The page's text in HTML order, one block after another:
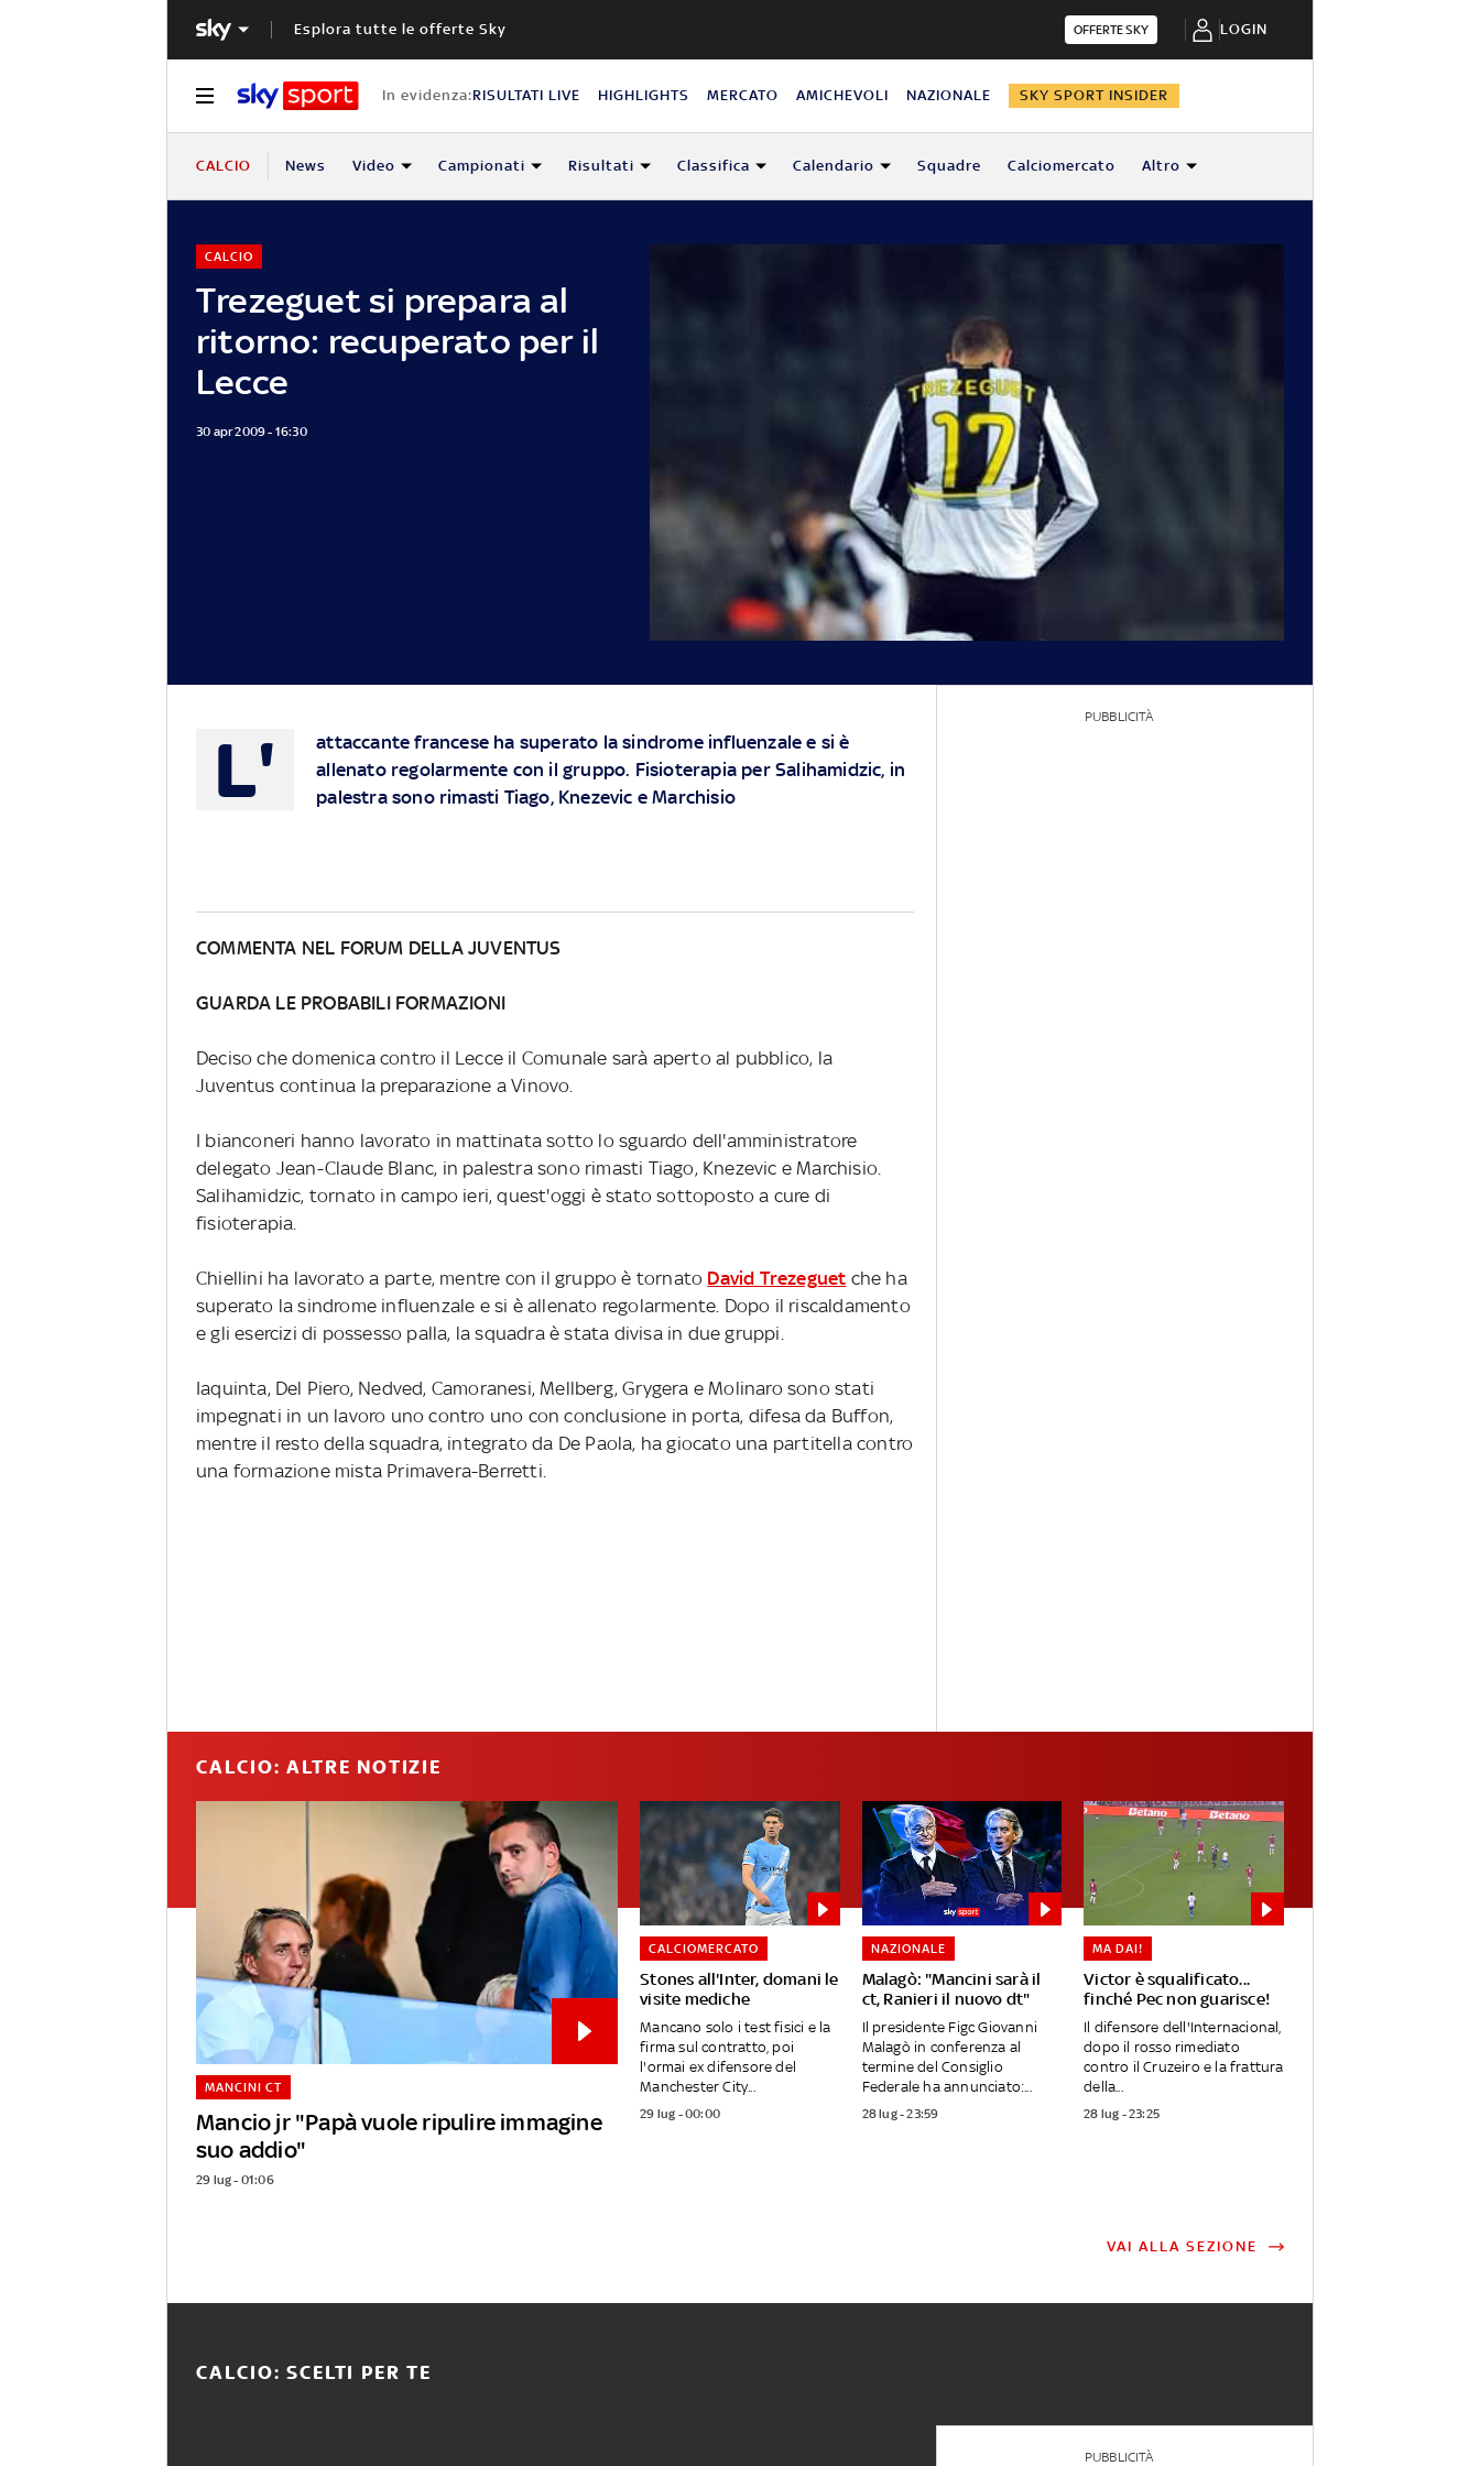
Esplora tutte le offerte Sky OFFERTE SKY LOGIN
In evidenza:RISULTATI LIVE HIGHLIGHTS MERCATO AMICHEVOLI NAZIONALE SKY SPORT INSIDER
CALCIO News Video Campionati Risultati Classifica Calendario Squadre Calciomercato Altro
Trezeguet si prepara al
ritorno: recuperato per il
Lecce
CALCIO
30 apr 2009 - 16:30
L'
attaccante francese ha superato la sindrome influenzale e si è
allenato regolarmente con il gruppo. Fisioterapia per Salihamidzic, in
palestra sono rimasti Tiago, Knezevic e Marchisio
COMMENTA NEL FORUM DELLA JUVENTUS
GUARDA LE PROBABILI FORMAZIONI
Deciso che domenica contro il Lecce il Comunale sarà aperto al pubblico, la
Juventus continua la preparazione a Vinovo.
I bianconeri hanno lavorato in mattinata sotto lo sguardo dell'amministratore
delegato Jean-Claude Blanc, in palestra sono rimasti Tiago, Knezevic e Marchisio.
Salihamidzic, tornato in campo ieri, quest'oggi è stato sottoposto a cure di
fisioterapia.
Chiellini ha lavorato a parte, mentre con il gruppo è tornato David Trezeguet che ha
superato la sindrome influenzale e si è allenato regolarmente. Dopo il riscaldamento
e gli esercizi di possesso palla, la squadra è stata divisa in due gruppi.
Iaquinta, Del Piero, Nedved, Camoranesi, Mellberg, Grygera e Molinaro sono stati
impegnati in un lavoro uno contro uno con conclusione in porta, difesa da Buffon,
mentre il resto della squadra, integrato da De Paola, ha giocato una partitella contro
una formazione mista Primavera-Berretti.
PUBBLICITÀ
CALCIO: ALTRE NOTIZIE
Mancio jr "Papà vuole ripulire immagine
suo addio"
MANCINI CT
29 lug - 01:06
Stones all'Inter, domani le
visite mediche
CALCIOMERCATO
Mancano solo i test fisici e la
firma sul contratto, poi
l'ormai ex difensore del
Manchester City...
29 lug - 00:00
Malagò: "Mancini sarà il
ct, Ranieri il nuovo dt"
NAZIONALE
Il presidente Figc Giovanni
Malagò in conferenza al
termine del Consiglio
Federale ha annunciato:...
28 lug - 23:59
Victor è squalificato...
finché Pec non guarisce!
MA DAI!
Il difensore dell'Internacional,
dopo il rosso rimediato
contro il Cruzeiro e la frattura
della...
28 lug - 23:25
VAI ALLA SEZIONE
CALCIO: SCELTI PER TE
PUBBLICITÀ